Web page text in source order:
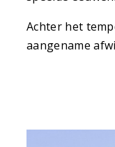
Achter het
aangename